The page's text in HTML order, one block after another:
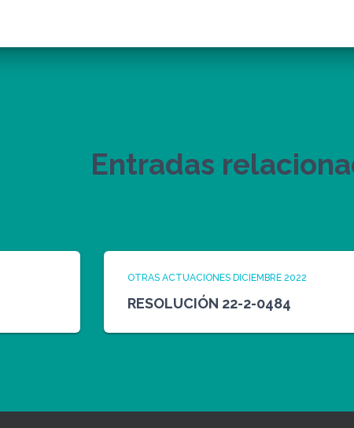
Entradas
OTRAS ACTUACIONES DICIEMBRE 2022
RESOLUCIÓN 22-2-0484